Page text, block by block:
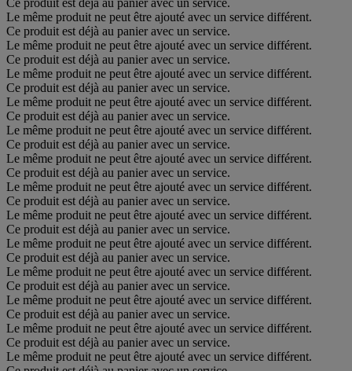
Ce produit est déjà au panier avec un service.
Le même produit ne peut être ajouté avec un service différent.
Ce produit est déjà au panier avec un service.
Le même produit ne peut être ajouté avec un service différent.
Ce produit est déjà au panier avec un service.
Le même produit ne peut être ajouté avec un service différent.
Ce produit est déjà au panier avec un service.
Le même produit ne peut être ajouté avec un service différent.
Ce produit est déjà au panier avec un service.
Le même produit ne peut être ajouté avec un service différent.
Ce produit est déjà au panier avec un service.
Le même produit ne peut être ajouté avec un service différent.
Ce produit est déjà au panier avec un service.
Le même produit ne peut être ajouté avec un service différent.
Ce produit est déjà au panier avec un service.
Le même produit ne peut être ajouté avec un service différent.
Ce produit est déjà au panier avec un service.
Le même produit ne peut être ajouté avec un service différent.
Ce produit est déjà au panier avec un service.
Le même produit ne peut être ajouté avec un service différent.
Ce produit est déjà au panier avec un service.
Le même produit ne peut être ajouté avec un service différent.
Ce produit est déjà au panier avec un service.
Le même produit ne peut être ajouté avec un service différent.
Ce produit est déjà au panier avec un service.
Le même produit ne peut être ajouté avec un service différent.